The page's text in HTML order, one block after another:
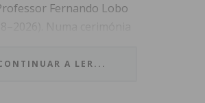
Fernando Lobo
com busto em
A LER...